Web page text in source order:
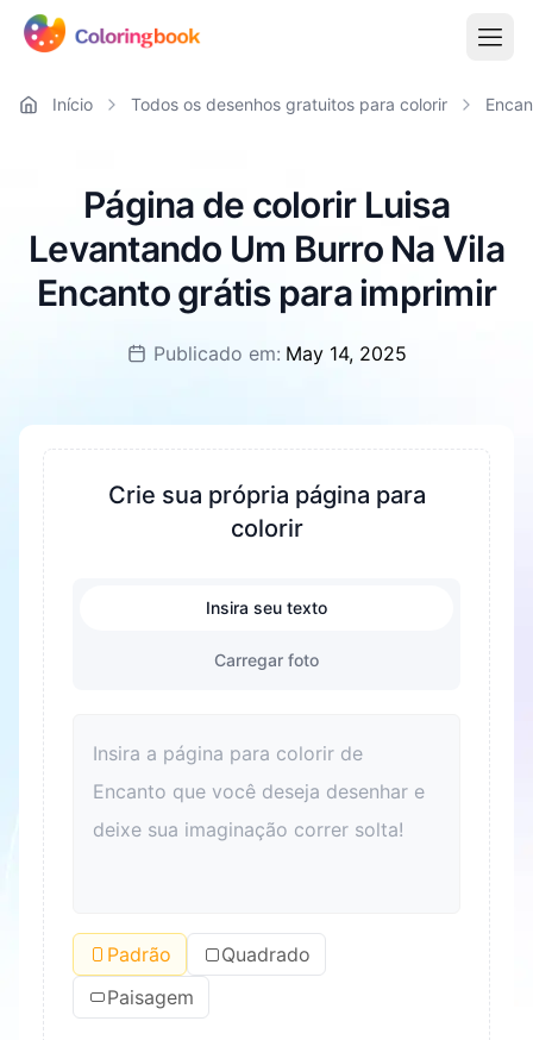
Início Todos os desenhos gratuitos para colorir
Página de colorir Luisa
Levantando Um Burro Na Vila
Encanto grátis para imprimir
Publicado em: May 14, 2025
Crie sua própria página para
colorir
Insira seu texto
Carregar foto
Padrão
Quadrado
Paisagem